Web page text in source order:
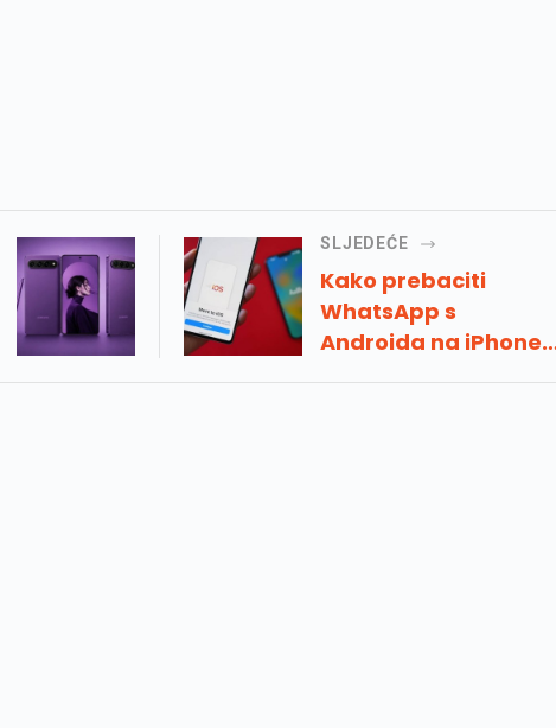
SLJEDEĆE
Kako prebaciti
WhatsApp s
Androida na iPhone: